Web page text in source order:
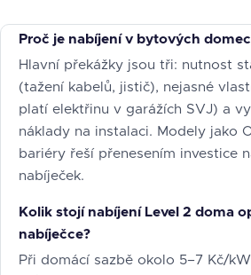
Proč je nabíjení v bytových
Hlavní překážky jsou tři: nutnost
(tažení kabelů, jistič), nejasné
platí elektřinu v garážích SVJ) a
náklady na instalaci. Modely jako
bariéry řeší přenesením investice
nabíječek.
Kolik stojí nabíjení Level 2 doma
nabíječce?
Při domácí sazbě okolo 5–7 Kč/